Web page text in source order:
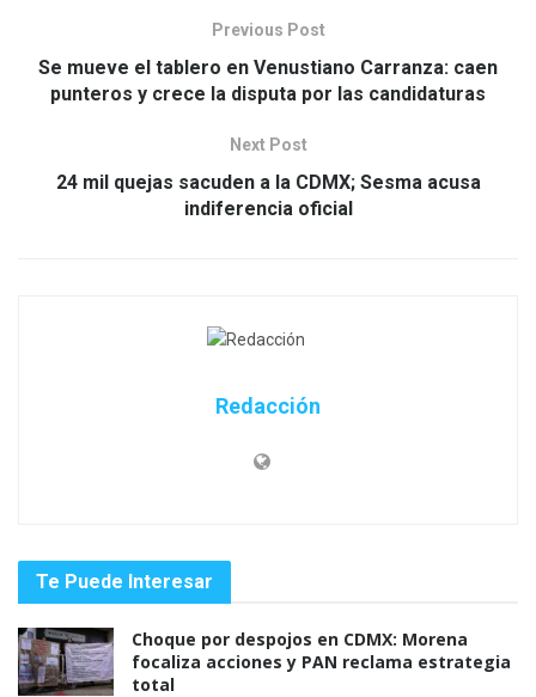
Previous Post
Se mueve el tablero en Venustiano Carranza: caen
punteros y crece la disputa por las candidaturas
Next Post
24 mil quejas sacuden a la CDMX; Sesma acusa
indiferencia oficial
Redacción
Te Puede Interesar
Choque por despojos en CDMX: Morena
focaliza acciones y PAN reclama estrategia
total